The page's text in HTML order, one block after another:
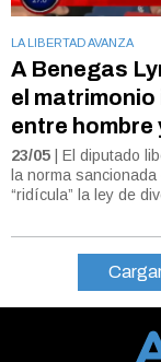
LA LIBERTAD AVANZA
A Benegas
el
entre hombre
23/05 | El diputado
la norma
“ridícula” la ley de